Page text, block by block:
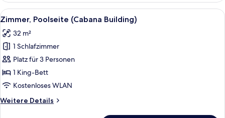
Alle
Fotos
für
Zimmer,
Poolseite
(Cabana
Building)
Ein Hotelzimmer mit Bett,
7
Zimmer, Poolseite (Cabana Building)
32 m²
1 Schlafzimmer
Platz für 3 Personen
1 King-Bett
Kostenloses WLAN
Weitere Details
Weitere